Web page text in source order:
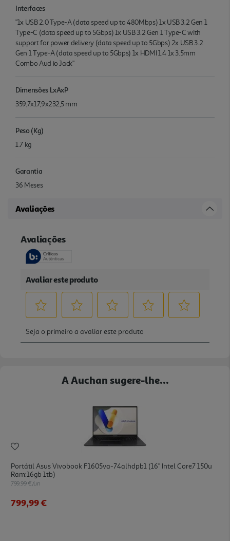
Interfaces
"1x USB 2.0 Type-A (data speed up to 480Mbps) 1x USB 3.2 Gen 1
Type-C (data speed up to 5Gbps) 1x USB 3.2 Gen 1 Type-C with
support for power delivery (data speed up to 5Gbps) 2x USB 3.2
Gen 1 Type-A (data speed up to 5Gbps) 1x HDMI 1.4 1x 3.5mm
Combo Aud io Jack"
Dimensões LxAxP
359,7x17,9x232,5 mm
Peso (Kg)
1.7 kg
Garantia
36 Meses
Avaliações
A Auchan sugere-lhe...
Portátil Asus Vivobook F1605va-74alhdpb1 (16" Intel Core7 150u
Ram:16gb 1tb)
799.99 €/un
799,99 €